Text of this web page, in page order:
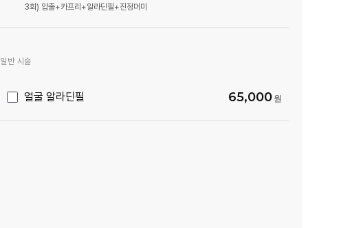
일반 시술
얼굴 알라딘필 65,000